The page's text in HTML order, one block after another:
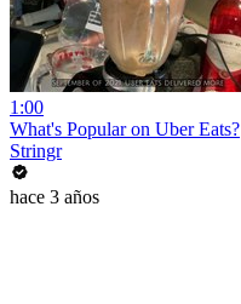
1:00
What's Popular on Uber Eats?
Stringr
hace 3 años